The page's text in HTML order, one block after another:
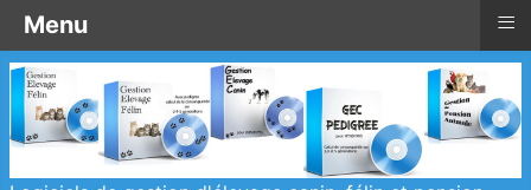
Les fonctionnalités ≡
Menu ≡